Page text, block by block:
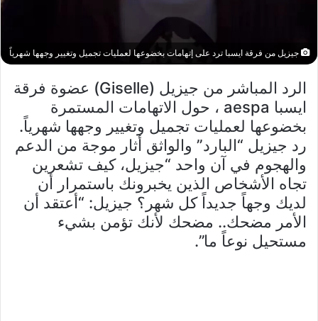
جيزيل من فرقة ايسبا ترد على إتهامات بخضوعها لعمليات تجميل وتغيير وجهها شهرياً
الرد المباشر من جيزيل (Giselle) عضوة فرقة
ايسبا aespa ، حول الاتهامات المستمرة
بخضوعها لعمليات تجميل وتغيير وجهها شهرياً.
رد جيزيل “البارد” والواثق أثار موجة من الدعم
والهجوم في آن واحد “جيزيل، كيف تشعرين
تجاه الأشخاص الذين يخبرونك باستمرار أن
لديك وجهاً جديداً كل شهر؟ جيزيل: “أعتقد أن
الأمر مضحك.. مضحك لأنك تؤمن بشيء
مستحيل نوعاً ما”.